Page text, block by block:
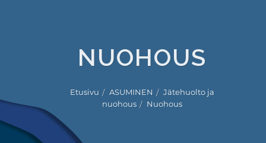
NUOHOUS
Etusivu ASUMINEN
Jätehuolto ja
nuohous
Nuohous